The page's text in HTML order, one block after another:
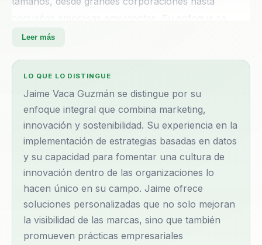
centra en la implementación de estrategias de
empresas maximizar su retorno de inversión y
conocido por su habilidad para integrar prácticas
sostenibles en las operaciones empresariales,
ayudando a las organizaciones a reducir su huella
ambiental sin comprometer la eficiencia operativa.
Sus conferencias, que han impactado a audiencias
en Bolivia, Perú, Chile y Argentina, destacan por su
enfoque pragmático y adaptable, ofreciendo
soluciones reales a los desafíos modernos de las
empresas. Además, su metodología incluye el uso de
Leer más
LO QUE LO DISTINGUE
Jaime Vaca Guzmán se distingue por su
enfoque integral que combina marketing,
innovación y sostenibilidad. Su experiencia en la
implementación de estrategias basadas en datos
y su capacidad para fomentar una cultura de
innovación dentro de las organizaciones lo
hacen único en su campo. Jaime ofrece
soluciones personalizadas que no solo mejoran
la visibilidad de las marcas, sino que también
promueven prácticas empresariales